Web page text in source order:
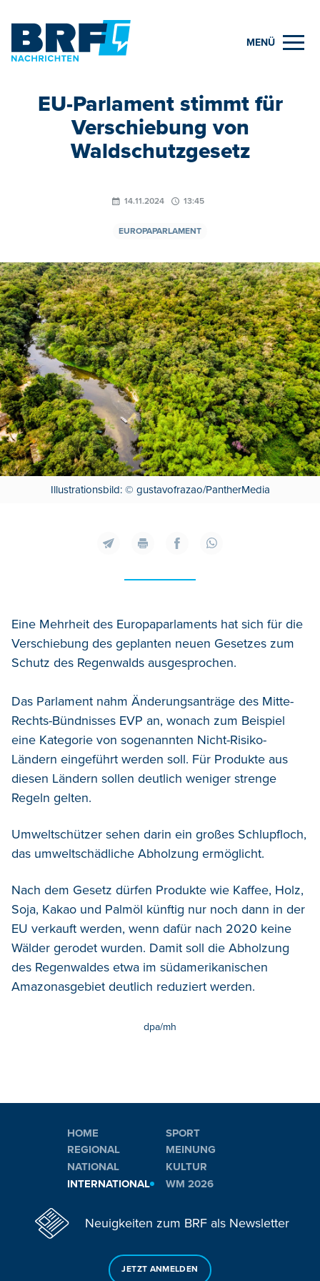
MENÜ
EU-Parlament stimmt für
Verschiebung von
Waldschutzgesetz
14.11.2024 13:45
EUROPAPARLAMENT
Illustrationsbild: © gustavofrazao/PantherMedia
Eine Mehrheit des Europaparlaments hat sich für die
Verschiebung des geplanten neuen Gesetzes zum
Schutz des Regenwalds ausgesprochen.
Das Parlament nahm Änderungsanträge des Mitte-
Rechts-Bündnisses EVP an, wonach zum Beispiel
eine Kategorie von sogenannten Nicht-Risiko-
Ländern eingeführt werden soll. Für Produkte aus
diesen Ländern sollen deutlich weniger strenge
Regeln gelten.
Umweltschützer sehen darin ein großes Schlupfloch,
das umweltschädliche Abholzung ermöglicht.
Nach dem Gesetz dürfen Produkte wie Kaffee, Holz,
Soja, Kakao und Palmöl künftig nur noch dann in der
EU verkauft werden, wenn dafür nach 2020 keine
Wälder gerodet wurden. Damit soll die Abholzung
des Regenwaldes etwa im südamerikanischen
Amazonasgebiet deutlich reduziert werden.
dpa/mh
HOME
REGIONAL
NATIONAL
INTERNATIONAL
SPORT
MEINUNG
KULTUR
WM 2026
Neuigkeiten zum BRF als Newsletter
JETZT ANMELDEN